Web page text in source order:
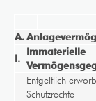
A.
I.
Immaterielle
Entgeltlich
Schutzrechte